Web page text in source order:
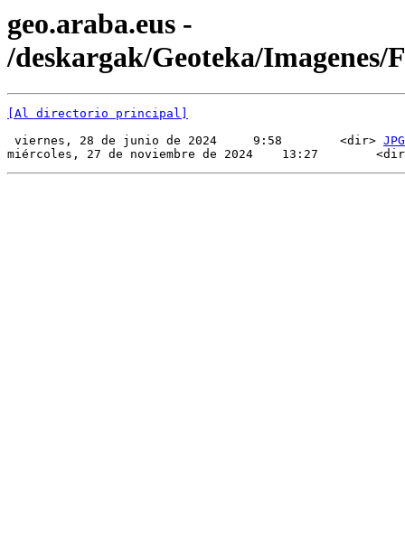
geo.araba.eus -
/deskargak/Geoteka/Imagenes/
[Al directorio principal]
viernes, 28 de junio de 2024     9:58        <dir> JPG
miércoles, 27 de noviembre de 2024    13:27